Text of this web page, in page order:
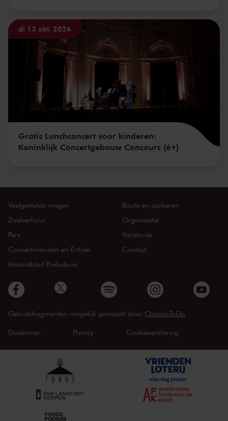
di 13 okt. 2026
Gratis Lunchconcert voor kinderen:
Koninklijk Concertgebouw Concours (6+)
Veelgestelde vragen
Zaalverhuur
Pers
Concertvrienden en Entrée
Maandblad Preludium
Route en parkeren
Organisatie
Vacatures
Contact
Geluidsfragmenten mogelijk gemaakt door ClassicsToGo
Disclaimer Privacy Cookieverklaring